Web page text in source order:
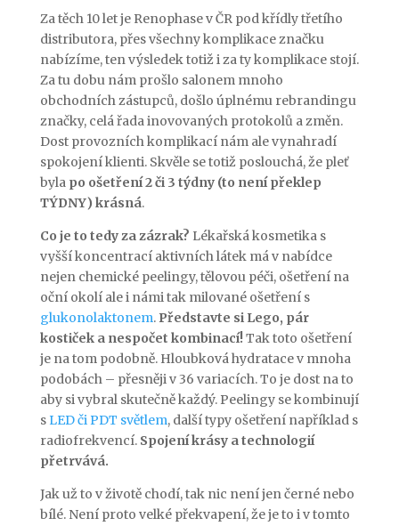
Za těch 10 let je Renophase v ČR pod křídly třetího
distributora, přes všechny komplikace značku
nabízíme, ten výsledek totiž i za ty komplikace stojí.
Za tu dobu nám prošlo salonem mnoho
obchodních zástupců, došlo úplnému rebrandingu
značky, celá řada inovovaných protokolů a změn.
Dost provozních komplikací nám ale vynahradí
spokojení klienti. Skvěle se totiž poslouchá, že pleť
byla po ošetření 2 či 3 týdny (to není překlep
TÝDNY) krásná.
Co je to tedy za zázrak? Lékařská kosmetika s
vyšší koncentrací aktivních látek má v nabídce
nejen chemické peelingy, tělovou péči, ošetření na
oční okolí ale i námi tak milované ošetření s
glukonolaktonem. Představte si Lego, pár
kostiček a nespočet kombinací!Tak toto ošetření
je na tom podobně. Hloubková hydratace v mnoha
podobách – přesněji v 36 variacích. To je dost na to
aby si vybral skutečně každý. Peelingy se kombinují
s LED či PDT světlem, další typy ošetření například s
radiofrekvencí. Spojení krásy a technologií
přetrvává.
Jak už to v životě chodí, tak nic není jen černé nebo
bílé. Není proto velké překvapení, že je to i v tomto